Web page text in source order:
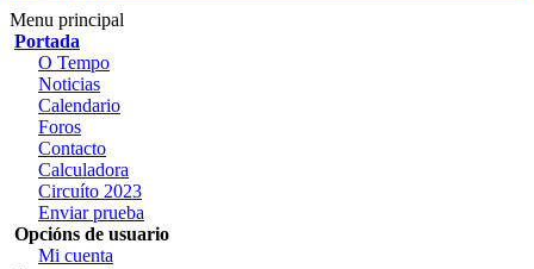
Menu principal
Portada
O Tempo
Noticias
Calendario
Foros
Contacto
Calculadora
Circuíto 2023
Enviar prueba
Opcións de usuario
Mi cuenta